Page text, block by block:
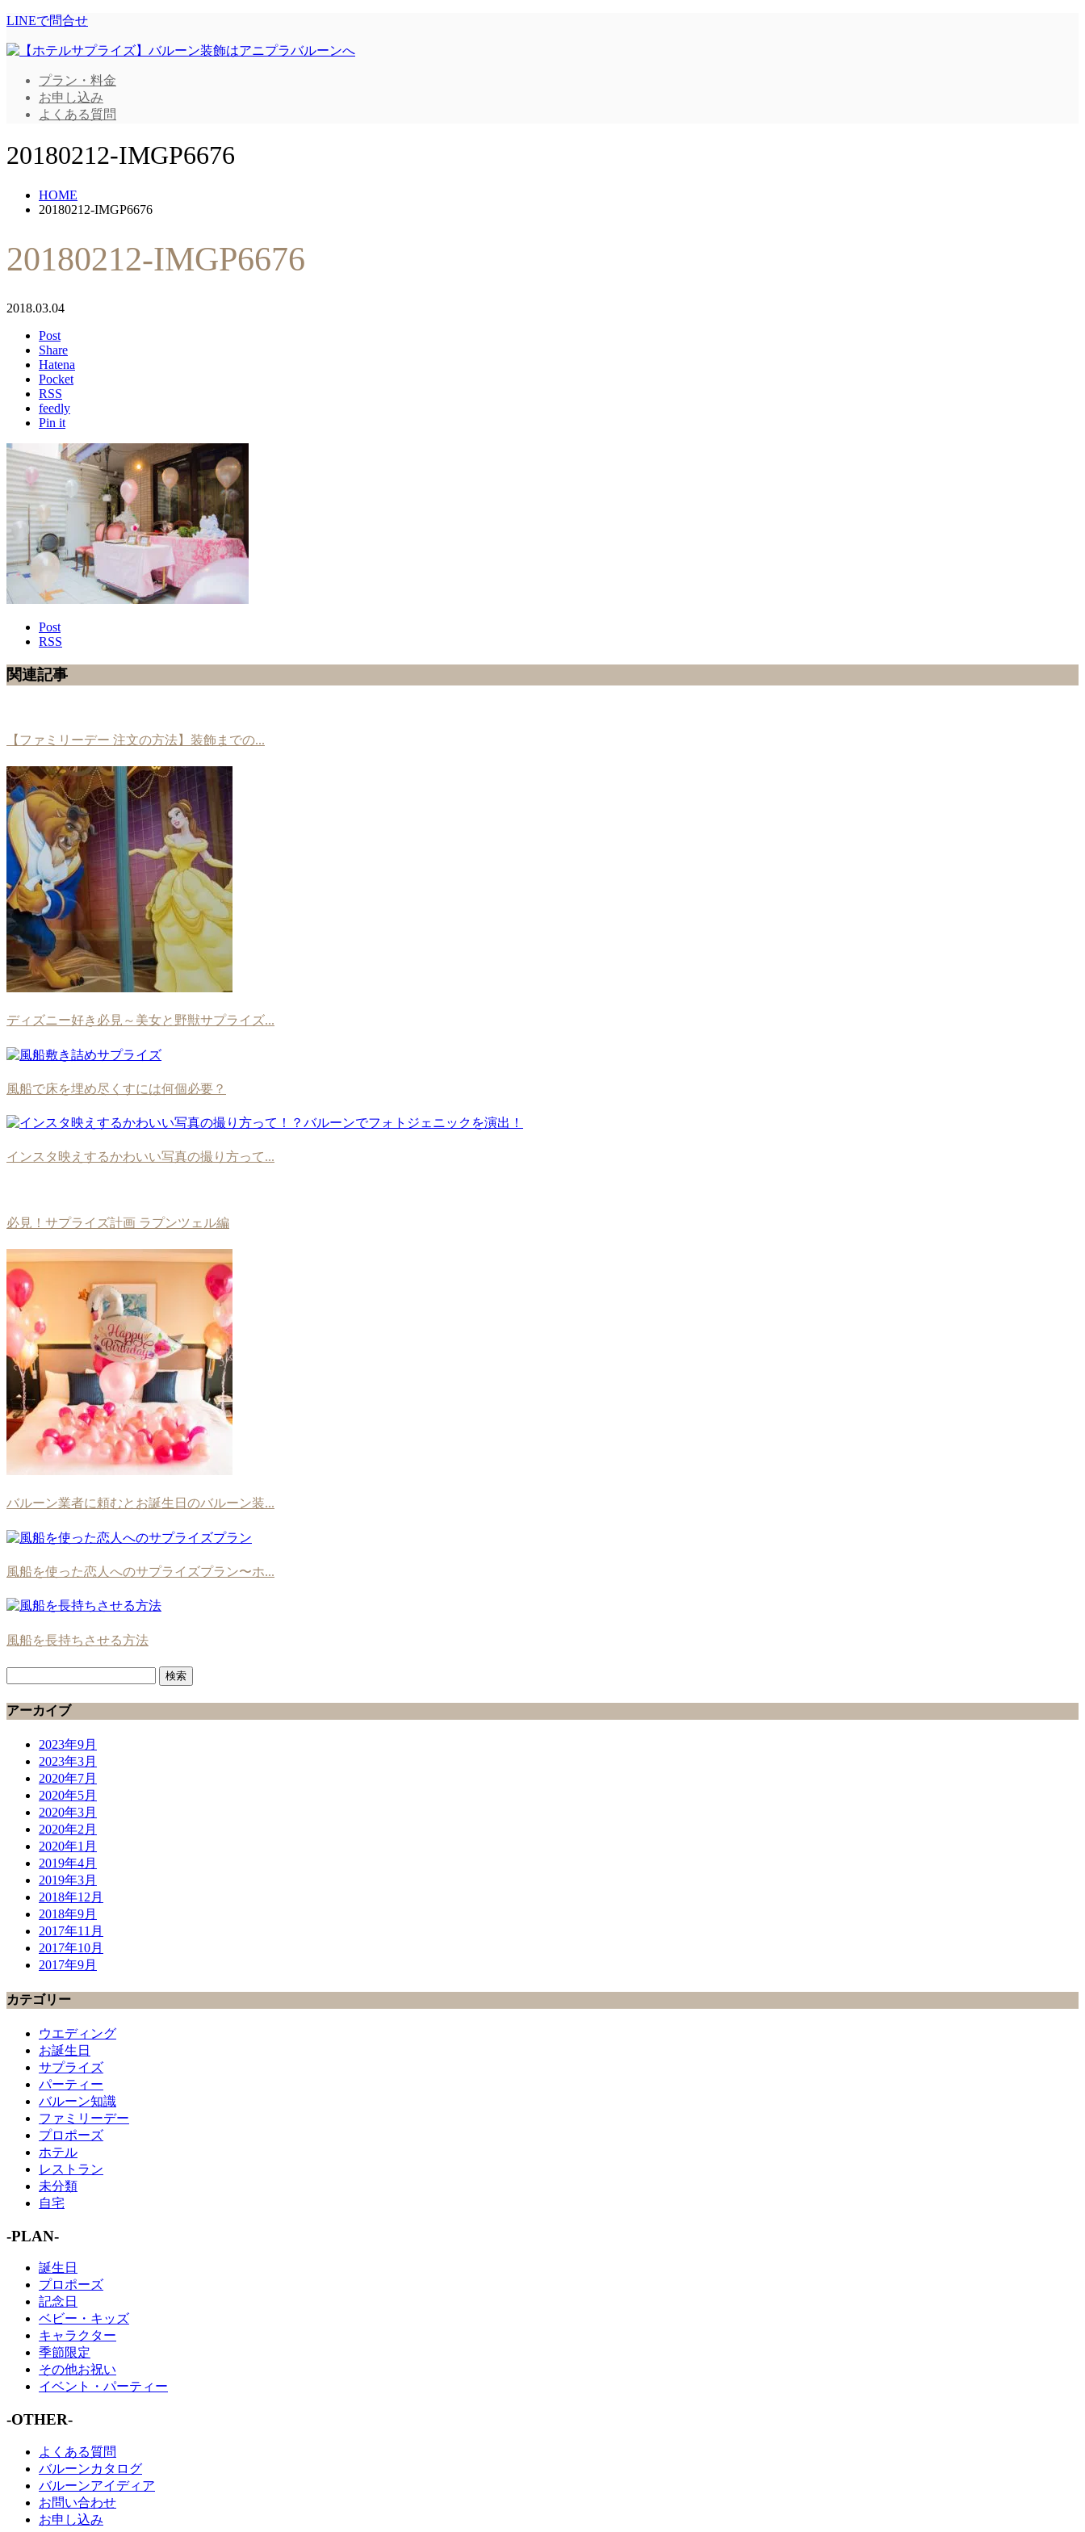
LINEで問合せ
プラン・料金
お申し込み
よくある質問
20180212-IMGP6676
HOME
20180212-IMGP6676
20180212-IMGP6676
2018.03.04
Post
Share
Hatena
Pocket
RSS
feedly
Pin it
Post
RSS
関連記事
【ファミリーデー 注文の方法】装飾までの...
ディズニー好き必見～美女と野獣サプライズ...
風船で床を埋め尽くすには何個必要？
インスタ映えするかわいい写真の撮り方って...
必見！サプライズ計画 ラプンツェル編
バルーン業者に頼むとお誕生日のバルーン装...
風船を使った恋人へのサプライズプラン〜ホ...
風船を長持ちさせる方法
アーカイブ
2023年9月
2023年3月
2020年7月
2020年5月
2020年3月
2020年2月
2020年1月
2019年4月
2019年3月
2018年12月
2018年9月
2017年11月
2017年10月
2017年9月
カテゴリー
ウエディング
お誕生日
サプライズ
パーティー
バルーン知識
ファミリーデー
プロポーズ
ホテル
レストラン
未分類
自宅
-PLAN-
誕生日
プロポーズ
記念日
ベビー・キッズ
キャラクター
季節限定
その他お祝い
イベント・パーティー
-OTHER-
よくある質問
バルーンカタログ
バルーンアイディア
お問い合わせ
お申し込み